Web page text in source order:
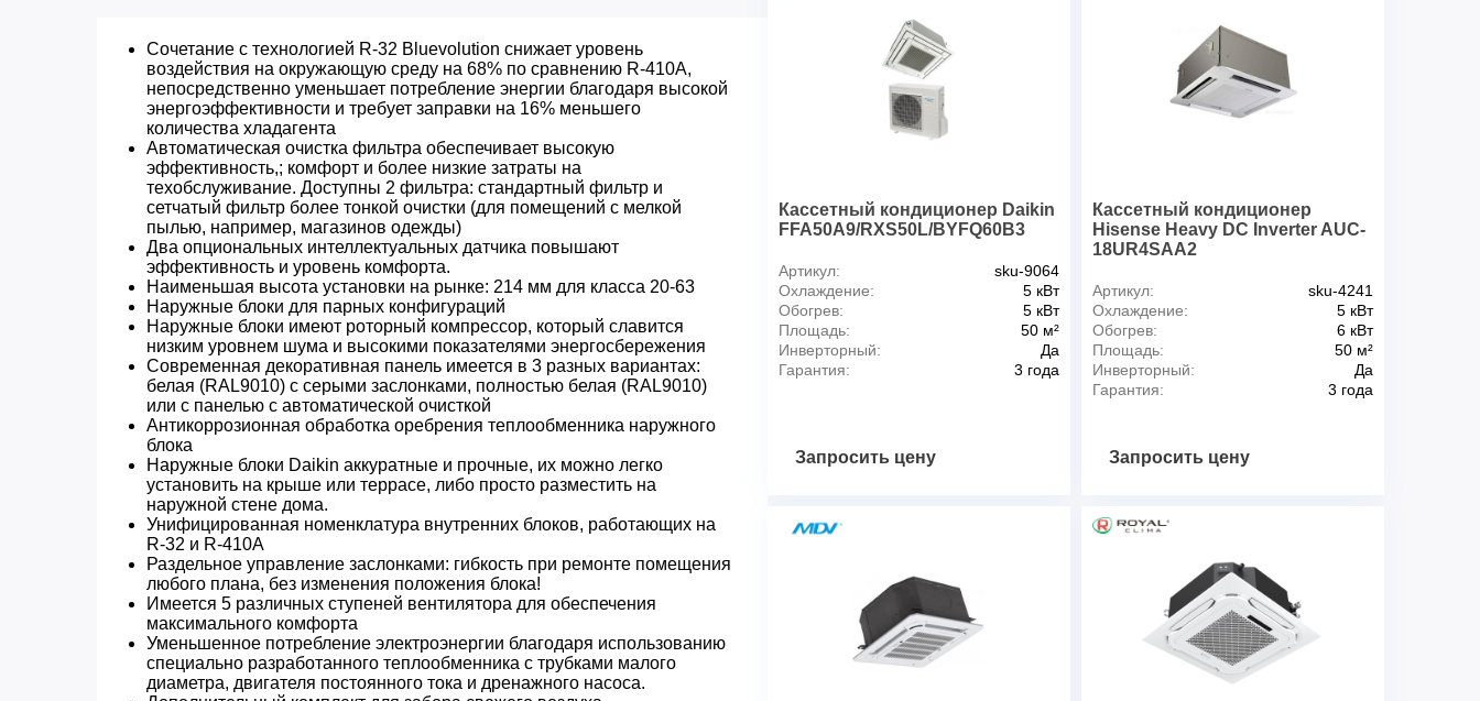
Сочетание с технологией R-32 Bluevolution снижает уровень
воздействия на окружающую среду на 68% по сравнению R-410A,
непосредственно уменьшает потребление энергии благодаря высокой
энергоэффективности и требует заправки на 16% меньшего
количества хладагента
Автоматическая очистка фильтра обеспечивает высокую
эффективность,; комфорт и более низкие затраты на
техобслуживание. Доступны 2 фильтра: стандартный фильтр и
сетчатый фильтр более тонкой очистки (для помещений с мелкой
пылью, например, магазинов одежды)
Два опциональных интеллектуальных датчика повышают
эффективность и уровень комфорта.
Наименьшая высота установки на рынке: 214 мм для класса 20-63
Наружные блоки для парных конфигураций
Наружные блоки имеют роторный компрессор, который славится
низким уровнем шума и высокими показателями энергосбережения
Современная декоративная панель имеется в 3 разных вариантах:
белая (RAL9010) с серыми заслонками, полностью белая (RAL9010)
или с панелью с автоматической очисткой
Антикоррозионная обработка оребрения теплообменника наружного
блока
Наружные блоки Daikin аккуратные и прочные, их можно легко
установить на крыше или террасе, либо просто разместить на
наружной стене дома.
Унифицированная номенклатура внутренних блоков, работающих на
R-32 и R-410A
Раздельное управление заслонками: гибкость при ремонте помещения
любого плана, без изменения положения блока!
Имеется 5 различных ступеней вентилятора для обеспечения
максимального комфорта
Уменьшенное потребление электроэнергии благодаря использованию
специально разработанного теплообменника с трубками малого
диаметра, двигателя постоянного тока и дренажного насоса.
Основные характеристики
Основные режимы работы
Охлаждение/нагрев
R410A
Инверторная технология
Электропитание, ф / В / Гц
1~, 220-240 В, 50 Гц
Холодопроизводительность, кВт
5
Потребляемая мощность, охлаждение, кВт
Теплопроизводительность, кВт
Потребляемая мощность, нагрев, кВт
Коэффициент энергоэффекивноси, охл., EER
Класс энергоэффективности, охлаждение
Коэффициент энергоэффективности, обогрев, COP
Класс сезонной энергоэффективности, охл.
A++
Класс сезонной энергоэффективности, обогрев
Диапазон рабочих температур, охлаждение, °C
-10~46
Диапазон рабочих температур, нагрев, °C
-15~18
Уровень звукового давления, ВБ, охлаждение, дБ(А)
31/27
Уровень звукового давления, НБ, охлаждение, дБ(А)
48 / 44
756 / 642 / 522
Кассетный кондиционер Daikin
FFA50A9/RXS50L/BYFQ60B3
Артикул:
sku-9064
Охлаждение:
5 кВт
Обогрев:
5 кВт
Площадь:
50 м²
Инверторный:
Да
Гарантия:
3 года
Запросить цену
Кассетный кондиционер
Hisense Heavy DC Inverter AUC-
18UR4SAA2
Артикул:
sku-4241
Охлаждение:
5 кВт
Обогрев:
6 кВт
Площадь:
50 м²
Инверторный:
Да
Гарантия:
3 года
Запросить цену